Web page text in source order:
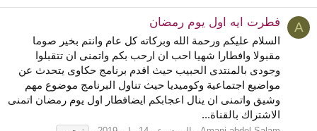
A فطرت ايه اول يوم رمضان
السلام عليكم ورحمة الله وبركاته كل عام وانتم بخير صوما
مقبولا وافطارا شهيا احب ان ارحب بكم واتمنى ان تتقبلوا
وجودى بالمنتدى الحبيب حيث اقدم برنامج حكاوى يتحدث عن
مواضيع اجتماعية وكوميديا حيث تناول البرنامج موضوع مهم
وشيق واتمنى ان ينال اعجابكم ايضافطار اول يوم رمضان اتمنى
الاشتراك بالقناة...